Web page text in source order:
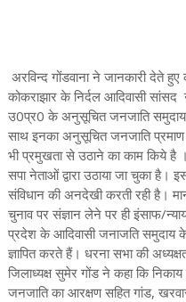
अरविन्द गोंडवाना ने जानकारी देते
कोकराझार के निर्दल आदिवासी सांसद
उ0प्र0 के अनुसूचित जनजाति
साथ इनका अनुसूचित जनजाति प्रमाण
भी प्रमुखता से उठाने का काम किये
सपा नेताओं द्वारा उठाया जा चुका है।
संविधान की अनदेखी करती रही है।
चुनाव पर संज्ञान लेने पर ही इंसाफ/
प्रदेश के आदिवासी जनाजति समुदाय
ज्ञापित करते हैं। धरना सभा की
जिलाध्यक्ष सुमेर गोंड ने कहा कि
जनजाति का आरक्षण सहित गांड,